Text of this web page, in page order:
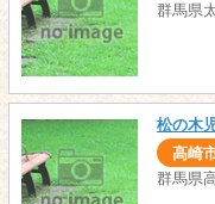
群馬県
松の木
高崎
群馬県